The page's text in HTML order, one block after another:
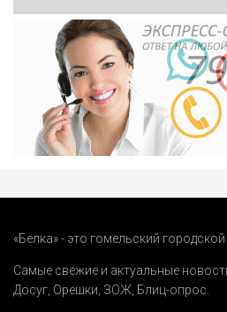
«Белка» - это гомельский
Самые свежие и актуальные
Досуг Орешки ЗОЖ Блиц-опрос